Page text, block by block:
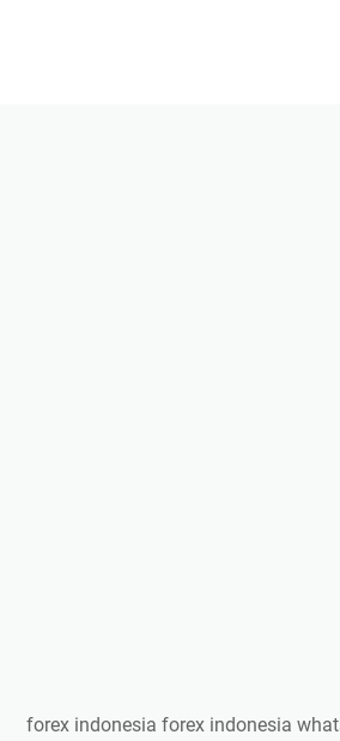
forex indonesia forex indonesia